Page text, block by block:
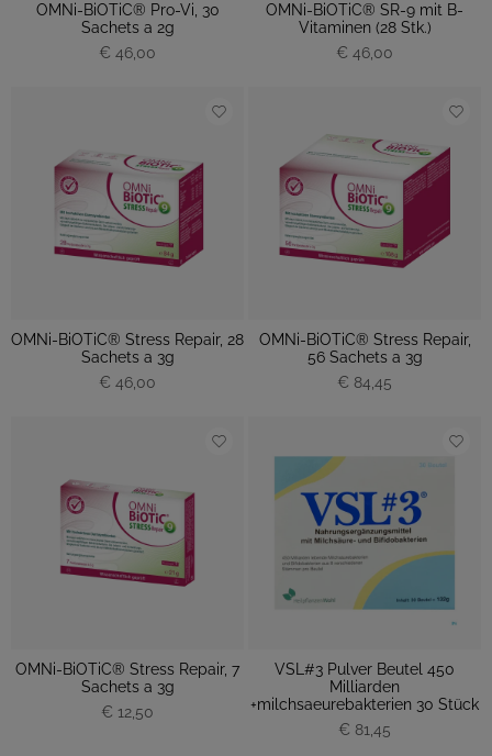
OMNi-BiOTiC® Pro-Vi, 30
Sachets a 2g
€ 46,00
OMNi-BiOTiC® SR-9 mit B-
Vitaminen (28 Stk.)
€ 46,00
OMNi-BiOTiC® Stress Repair, 28
Sachets a 3g
€ 46,00
OMNi-BiOTiC® Stress Repair,
56 Sachets a 3g
€ 84,45
OMNi-BiOTiC® Stress Repair, 7
Sachets a 3g
€ 12,50
VSL#3 Pulver Beutel 450
Milliarden
+milchsaeurebakterien 30 Stück
€ 81,45